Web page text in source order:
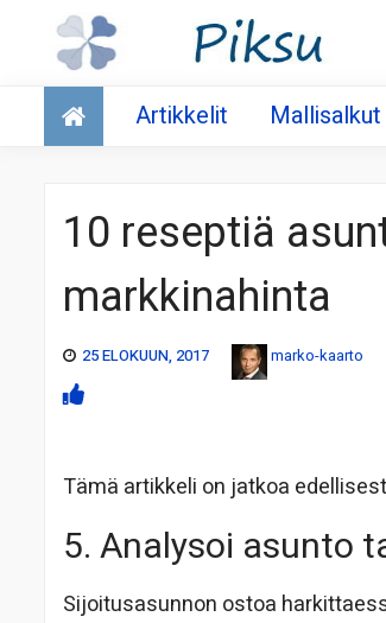
Talous
Artikkelit Mallisalkut
10 reseptiä
markkinahinta
25 ELOKUUN, 2017 marko-kaarto
Tämä artikkeli on jatkoa
5. Analysoi asunto
Sijoitusasunnon ostoa